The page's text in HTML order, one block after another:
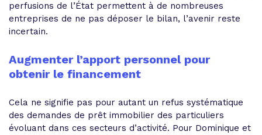
perfusions de l’État permettent à de nombreuses
entreprises de ne pas déposer le bilan, l’avenir reste
incertain.
Augmenter l’apport personnel pour
obtenir le financement
Cela ne signifie pas pour autant un refus systématique
des demandes de prêt immobilier des particuliers
évoluant dans ces secteurs d’activité. Pour Dominique et